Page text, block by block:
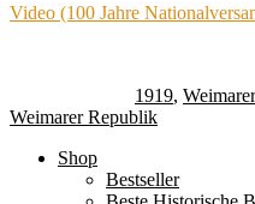
Video (100 Jahre
1919,
Weimarer Republik
Shop
Bestseller